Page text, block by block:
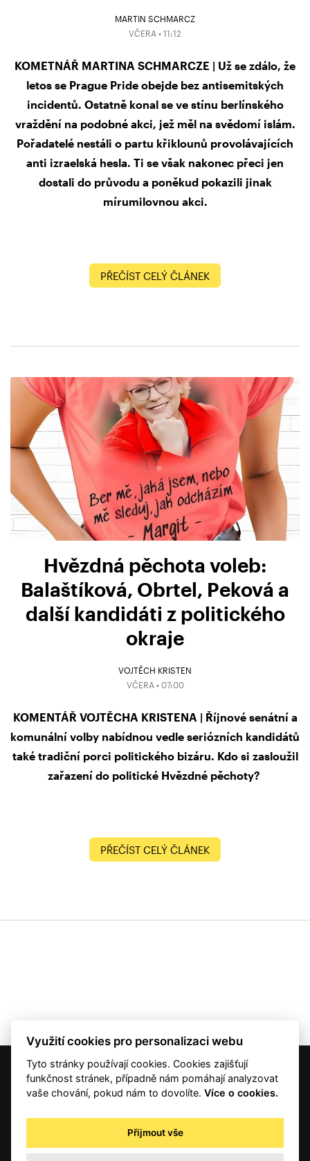
MARTIN SCHMARCZ
VČERA • 11:12
KOMETNÁŘ MARTINA SCHMARCZE | Už se zdálo, že
letos se Prague Pride obejde bez antisemitských
incidentů. Ostatně konal se ve stínu berlínského
vraždění na podobné akci, jež měl na svědomí islám.
Pořadatelé nestáli o partu křiklounů provolávajících
anti izraelská hesla. Ti se však nakonec přeci jen
dostali do průvodu a poněkud pokazili jinak
mírumilovnou akci.
PŘEČÍST CELÝ ČLÁNEK
Hvězdná pěchota voleb:
Balaštíková, Obrtel, Peková a
další kandidáti z politického
okraje
VOJTĚCH KRISTEN
VČERA • 07:00
KOMENTÁŘ VOJTĚCHA KRISTENA | Říjnové senátní a
komunální volby nabídnou vedle seriózních kandidátů
také tradiční porci politického bizáru. Kdo si zasloužil
zařazení do politické Hvězdné pěchoty?
PŘEČÍST CELÝ ČLÁNEK
© 2001 — 2026 Copyright CMI News a dodavatelé obsahu. |
Autorská práva
Zpracování osobních údajů - registrovaní a předplatitelé
Zpracování osobních údajů pro novinářské a další účely
Využití cookies pro personalizaci webu
Tyto stránky používají cookies. Cookies zajišťují
funkčnost stránek, případně nám pomáhají analyzovat
vaše chování, pokud nám to dovolíte.Více o cookies.
Přijmout vše